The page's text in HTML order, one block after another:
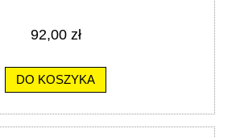
92,00 zł
DO KOSZYKA